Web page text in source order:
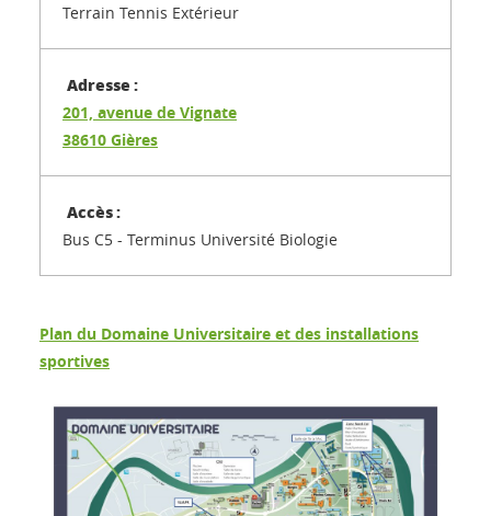
Terrain Tennis Extérieur
201, avenue de Vignate
38610 Gières
Bus C5 - Terminus Université Biologie
Plan du Domaine Universitaire et des installations
sportives